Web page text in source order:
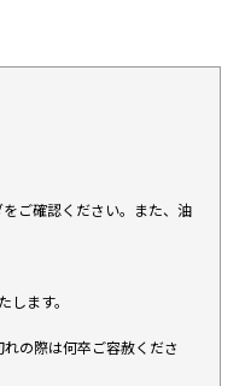
ご確認ください。また、油
ます。
の際は何卒ご容赦くださ